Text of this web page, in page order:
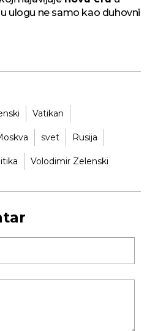
ulogu ne samo kao duhovni
Vatikan
svet Rusija
Volodimir Zelenski